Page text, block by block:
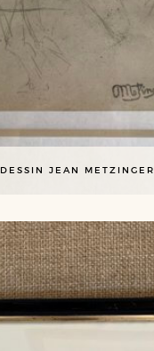
DESSIN JEAN METZINGER